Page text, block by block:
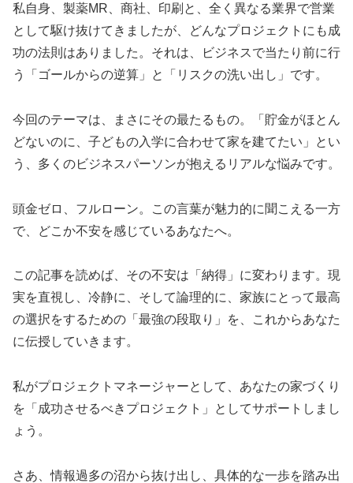
私自身、製薬MR、商社、印刷と、全く異なる業界で営業
として駆け抜けてきましたが、どんなプロジェクトにも成
功の法則はありました。それは、ビジネスで当たり前に行
う「ゴールからの逆算」と「リスクの洗い出し」です。
今回のテーマは、まさにその最たるもの。「貯金がほとん
どないのに、子どもの入学に合わせて家を建てたい」とい
う、多くのビジネスパーソンが抱えるリアルな悩みです。
頭金ゼロ、フルローン。この言葉が魅力的に聞こえる一方
で、どこか不安を感じているあなたへ。
この記事を読めば、その不安は「納得」に変わります。現
実を直視し、冷静に、そして論理的に、家族にとって最高
の選択をするための「最強の段取り」を、これからあなた
に伝授していきます。
私がプロジェクトマネージャーとして、あなたの家づくり
を「成功させるべきプロジェクト」としてサポートしまし
ょう。
さあ、情報過多の沼から抜け出し、具体的な一歩を踏み出